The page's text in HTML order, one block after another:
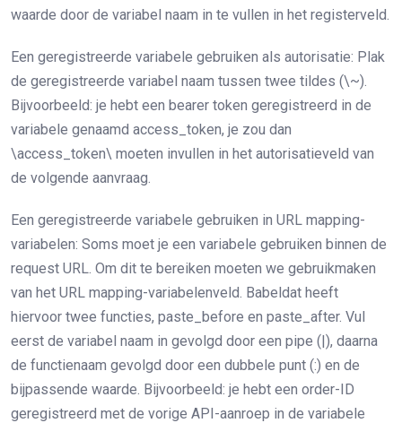
waarde door de variabel naam in te vullen in het registerveld.
Een geregistreerde variabele gebruiken als autorisatie: Plak
de geregistreerde variabel naam tussen twee tildes (\~).
Bijvoorbeeld: je hebt een bearer token geregistreerd in de
variabele genaamd access_token, je zou dan
\access_token\ moeten invullen in het autorisatieveld van
de volgende aanvraag.
Een geregistreerde variabele gebruiken in URL mapping-
variabelen: Soms moet je een variabele gebruiken binnen de
request URL. Om dit te bereiken moeten we gebruikmaken
van het URL mapping-variabelenveld. Babeldat heeft
hiervoor twee functies, paste_before en paste_after. Vul
eerst de variabel naam in gevolgd door een pipe (|), daarna
de functienaam gevolgd door een dubbele punt (:) en de
bijpassende waarde. Bijvoorbeeld: je hebt een order-ID
geregistreerd met de vorige API-aanroep in de variabele